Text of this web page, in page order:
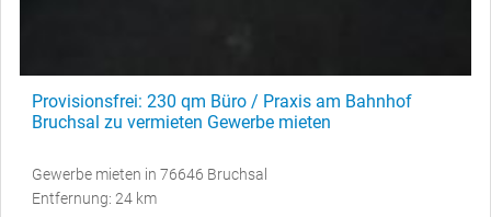
Provisionsfrei: 230 qm Büro / Praxis am Bahnhof
Bruchsal zu vermieten Gewerbe mieten
Gewerbe mieten in 76646 Bruchsal
Entfernung: 24 km